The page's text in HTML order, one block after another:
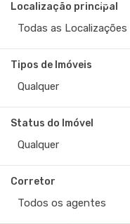
Localização principal
Todas as Localizações
Tipos de Imóveis
Qualquer
Status do Imóvel
Qualquer
Corretor
Todos os agentes